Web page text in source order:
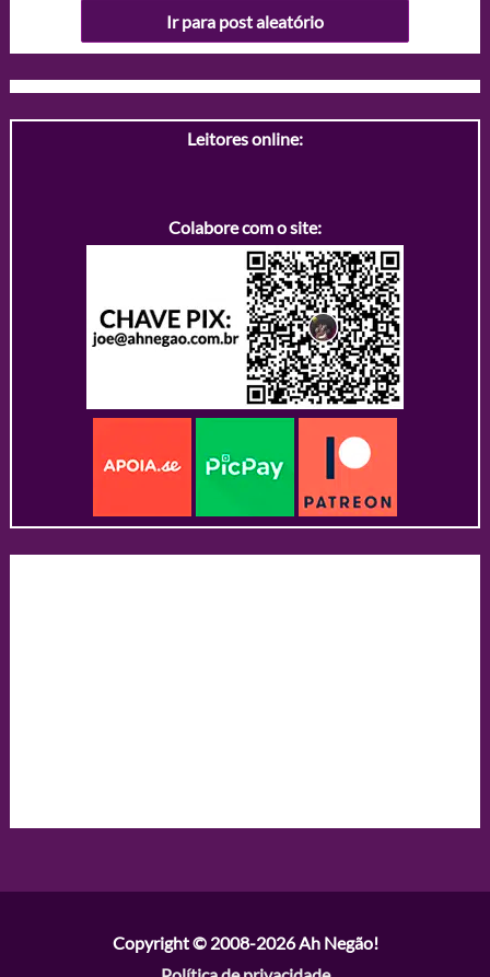
Ir para post aleatório
Leitores online:
Colabore com o site:
Copyright © 2008-2026Ah Negão!